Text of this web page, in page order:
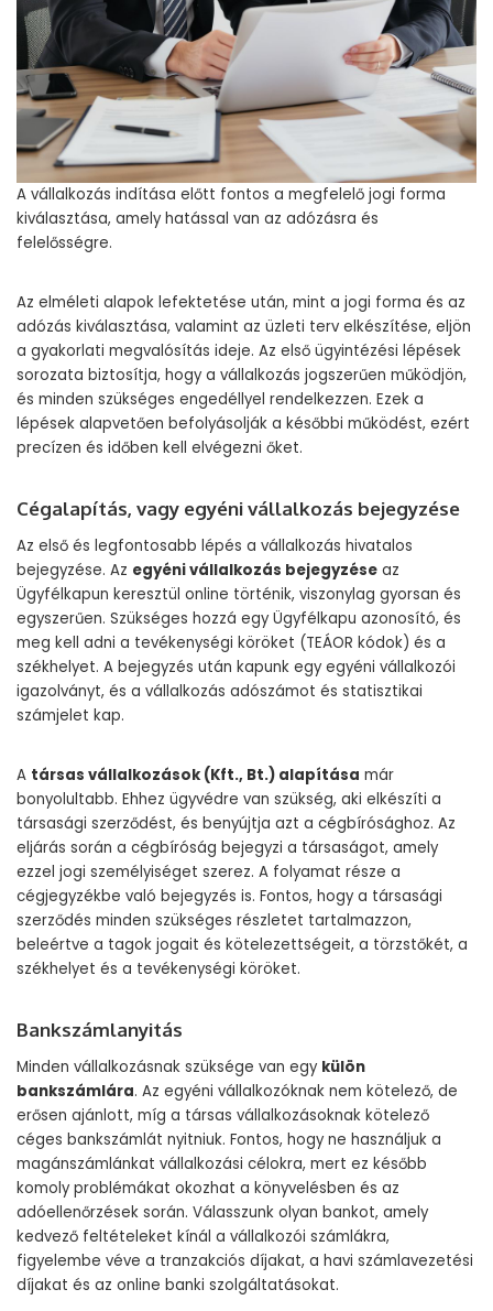
A vállalkozás indítása előtt fontos a megfelelő jogi forma
kiválasztása, amely hatással van az adózásra és
felelősségre.
Az elméleti alapok lefektetése után, mint a jogi forma és az
adózás kiválasztása, valamint az üzleti terv elkészítése, eljön
a gyakorlati megvalósítás ideje. Az első ügyintézési lépések
sorozata biztosítja, hogy a vállalkozás jogszerűen működjön,
és minden szükséges engedéllyel rendelkezzen. Ezek a
lépések alapvetően befolyásolják a későbbi működést, ezért
precízen és időben kell elvégezni őket.
Cégalapítás, vagy egyéni vállalkozás bejegyzése
Az első és legfontosabb lépés a vállalkozás hivatalos
bejegyzése. Az egyéni vállalkozás bejegyzése az
Ügyfélkapun keresztül online történik, viszonylag gyorsan és
egyszerűen. Szükséges hozzá egy Ügyfélkapu azonosító, és
meg kell adni a tevékenységi köröket (TEÁOR kódok) és a
székhelyet. A bejegyzés után kapunk egy egyéni vállalkozói
igazolványt, és a vállalkozás adószámot és statisztikai
számjelet kap.
A társas vállalkozások (Kft., Bt.) alapítása már
bonyolultabb. Ehhez ügyvédre van szükség, aki elkészíti a
társasági szerződést, és benyújtja azt a cégbírósághoz. Az
eljárás során a cégbíróság bejegyzi a társaságot, amely
ezzel jogi személyiséget szerez. A folyamat része a
cégjegyzékbe való bejegyzés is. Fontos, hogy a társasági
szerződés minden szükséges részletet tartalmazzon,
beleértve a tagok jogait és kötelezettségeit, a törzstőkét, a
székhelyet és a tevékenységi köröket.
Bankszámlanyitás
Minden vállalkozásnak szüksége van egy külön
bankszámlára. Az egyéni vállalkozóknak nem kötelező, de
erősen ajánlott, míg a társas vállalkozásoknak kötelező
céges bankszámlát nyitniuk. Fontos, hogy ne használjuk a
magánszámlánkat vállalkozási célokra, mert ez később
komoly problémákat okozhat a könyvelésben és az
adóellenőrzések során. Válasszunk olyan bankot, amely
kedvező feltételeket kínál a vállalkozói számlákra,
figyelembe véve a tranzakciós díjakat, a havi számlavezetési
díjakat és az online banki szolgáltatásokat.